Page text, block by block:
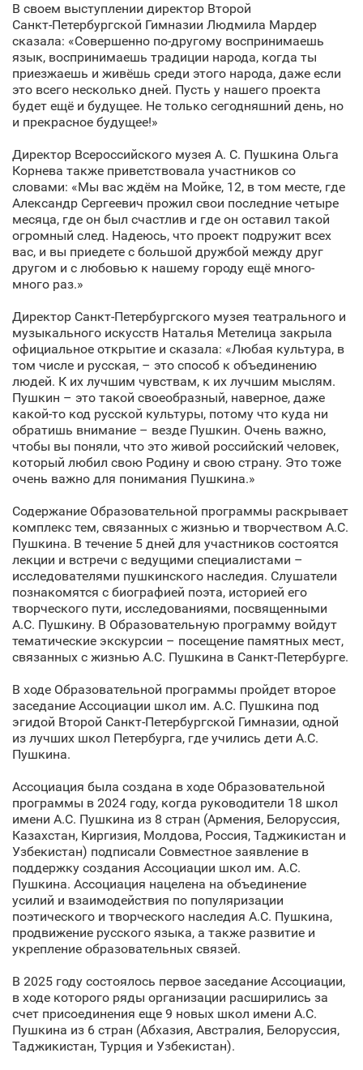
В своем выступлении директор Второй
Санкт‑Петербургской Гимназии Людмила Мардер
сказала: «Совершенно по-другому воспринимаешь
язык, воспринимаешь традиции народа, когда ты
приезжаешь и живёшь среди этого народа, даже если
это всего несколько дней. Пусть у нашего проекта
будет ещё и будущее. Не только сегодняшний день, но
и прекрасное будущее!»
Директор Всероссийского музея А. С. Пушкина Ольга
Корнева также приветствовала участников со
словами: «Мы вас ждём на Мойке, 12, в том месте, где
Александр Сергеевич прожил свои последние четыре
месяца, где он был счастлив и где он оставил такой
огромный след. Надеюсь, что проект подружит всех
вас, и вы приедете с большой дружбой между друг
другом и с любовью к нашему городу ещё много-
много раз.»
Директор Санкт‑Петербургского музея театрального и
музыкального искусств Наталья Метелица закрыла
официальное открытие и сказала: «Любая культура, в
том числе и русская, – это способ к объединению
людей. К их лучшим чувствам, к их лучшим мыслям.
Пушкин – это такой своеобразный, наверное, даже
какой-то код русской культуры, потому что куда ни
обратишь внимание – везде Пушкин. Очень важно,
чтобы вы поняли, что это живой российский человек,
который любил свою Родину и свою страну. Это тоже
очень важно для понимания Пушкина.»
Содержание Образовательной программы раскрывает
комплекс тем, связанных с жизнью и творчеством А.С.
Пушкина. В течение 5 дней для участников состоятся
лекции и встречи с ведущими специалистами –
исследователями пушкинского наследия. Слушатели
познакомятся с биографией поэта, историей его
творческого пути, исследованиями, посвященными
А.С. Пушкину. В Образовательную программу войдут
тематические экскурсии – посещение памятных мест,
связанных с жизнью А.С. Пушкина в Санкт‑Петербурге.
В ходе Образовательной программы пройдет второе
заседание Ассоциации школ им. А.С. Пушкина под
эгидой Второй Санкт‑Петербургской Гимназии, одной
из лучших школ Петербурга, где учились дети А.С.
Пушкина.
Ассоциация была создана в ходе Образовательной
программы в 2024 году, когда руководители 18 школ
имени А.С. Пушкина из 8 стран (Армения, Белоруссия,
Казахстан, Киргизия, Молдова, Россия, Таджикистан и
Узбекистан) подписали Совместное заявление в
поддержку создания Ассоциации школ им. А.С.
Пушкина. Ассоциация нацелена на объединение
усилий и взаимодействия по популяризации
поэтического и творческого наследия А.С. Пушкина,
продвижение русского языка, а также развитие и
укрепление образовательных связей.
В 2025 году состоялось первое заседание Ассоциации,
в ходе которого ряды организации расширились за
счет присоединения еще 9 новых школ имени А.С.
Пушкина из 6 стран (Абхазия, Австралия, Белоруссия,
Таджикистан, Турция и Узбекистан).